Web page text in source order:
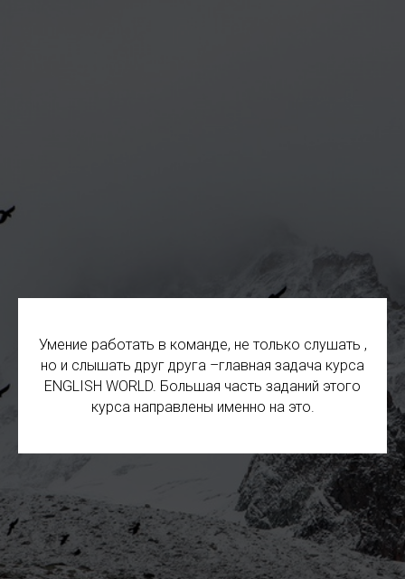
Умение работать в команде, не только слушать ,
но и слышать друг друга –главная задача курса
ENGLISH WORLD. Большая часть заданий этого
курса направлены именно на это.